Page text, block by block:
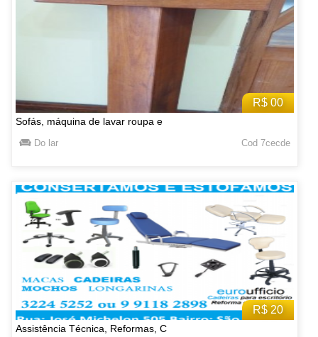
R$ 00
Sofás, máquina de lavar roupa e
Do lar Cod 7cecde
R$ 20
Assistência Técnica, Reformas, C